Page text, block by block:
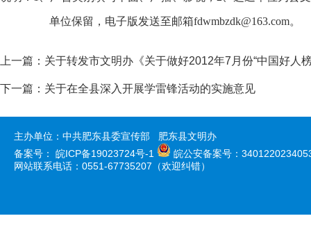
单位保留，电子版发送至邮箱fdwmbzdk@163.com。
上一篇： 关于转发市文明办《关于做好2012年7月份“中国好人
下一篇： 关于在全县深入开展学雷锋活动的实施意见
主办单位：中共肥东县委宣传部 肥东县文明办
备案号： 皖ICP备19023724号-1
皖公安备案号：
网站联系电话：0551-67735207（欢迎纠错）